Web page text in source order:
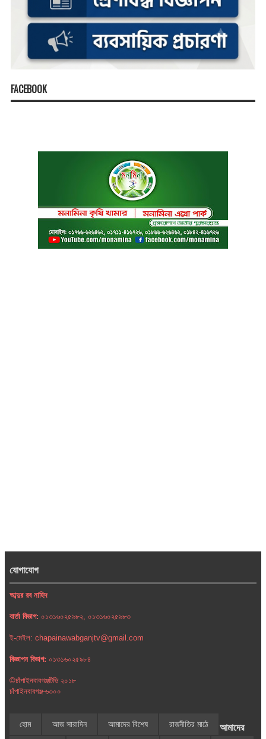
FACEBOOK
যোগাযোগ
আব্দুর রব নাহিদ
বার্তা বিভাগ: ০১৩১৬০২৫৯৮২, ০১৩১৬০২৫৯৮৩
ই-মেইল: chapainawabganjtv@gmail.com
বিজ্ঞাপন বিভাগ: ০১৩১৬০২৫৯৮৪
©চাঁপাইনবাবগঞ্জটিভি ২০১৮
চাঁপাইনবাবগঞ্জ-৬৩০০
হোম আজ সারাদিন আমাদের বিশেষ রাজনীতির মাঠে আমাদের